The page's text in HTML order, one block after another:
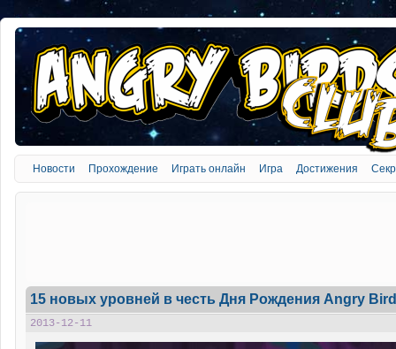
Новости Прохождение Играть онлайн Игра Достижения
15 новых уровней в честь Дня Рождения Angry
2013-12-11